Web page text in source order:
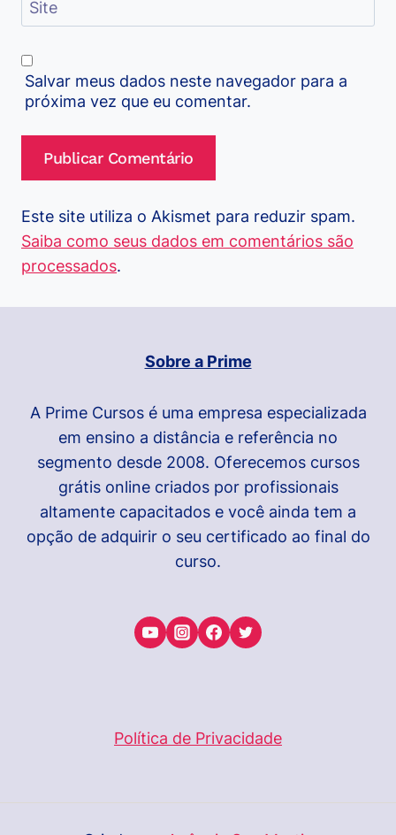
Site
Salvar meus dados neste navegador para a
próxima vez que eu comentar.
Este site utiliza o Akismet para reduzir spam.
Saiba como seus dados em comentários são
processados.
Sobre a Prime
A Prime Cursos é uma empresa especializada
em ensino a distância e referência no
segmento desde 2008. Oferecemos cursos
grátis online criados por profissionais
altamente capacitados e você ainda tem a
opção de adquirir o seu certificado ao final do
curso.
Política de Privacidade